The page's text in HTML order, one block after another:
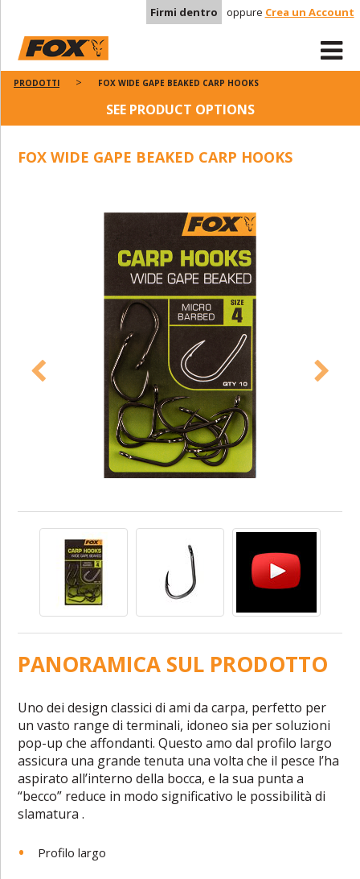
Firmi dentro oppure Crea un Account
PRODOTTI FOX WIDE GAPE BEAKED CARP HOOKS
SEE PRODUCT OPTIONS
FOX WIDE GAPE BEAKED CARP HOOKS
PANORAMICA SUL PRODOTTO
Uno dei design classici di ami da carpa, perfetto per
un vasto range di terminali, idoneo sia per soluzioni
pop-up che affondanti. Questo amo dal profilo largo
assicura una grande tenuta una volta che il pesce l’ha
aspirato all’interno della bocca, e la sua punta a
“becco” reduce in modo significativo le possibilità di
slamatura .
Profilo largo